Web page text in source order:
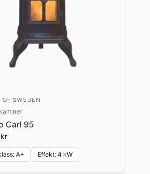
OF SWEDEN
Carl 95
A+ Effekt: 4 kW